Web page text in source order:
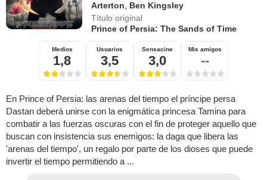
Arterton
Ben Kingsley
Título original
Prince of Persia: The Sands of Time
Medios
1,8
Usuarios
3,5
Sensacine
3,0
Mis amigos
--
En Prince of Persia: las arenas del tiempo el príncipe persa
Dastan deberá unirse con la enigmática princesa Tamina para
combatir a las fuerzas oscuras con el fin de proteger aquello que
buscan con insistencia sus enemigos: la daga que libera las
'arenas del tiempo', un regalo por parte de los dioses que puede
invertir el tiempo permitiendo a ...